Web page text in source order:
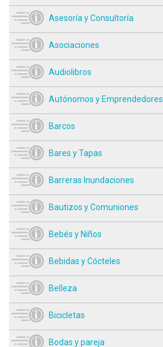
Asesoría y Consultoría
Asociaciones
Audiolibros
Autónomos y Emprendedores
Barcos
Bares y Tapas
Barreras Inundaciones
Bautizos y Comuniones
Bebés y Niños
Bebidas y Cócteles
Belleza
Bicicletas
Bodas y pareja